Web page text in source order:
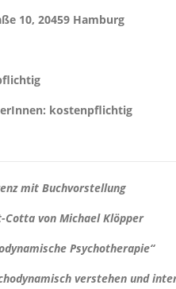
10, 20459 Hamburg
kostenpflichtig
mit Buchvorstellung
von Michael Klöpper
Psychotherapie“
verstehen und